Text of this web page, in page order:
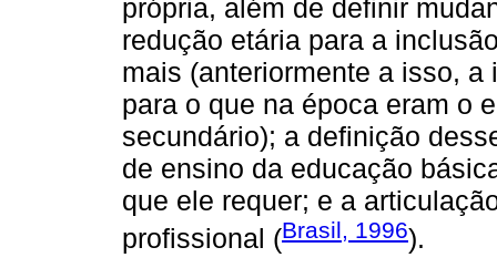
própria, além de definir
redução etária para a
mais (anteriormente a isso,
para o que na época eram o
secundário); a definição
de ensino da educação
que ele requer; e a
profissional (Brasil, 1996).